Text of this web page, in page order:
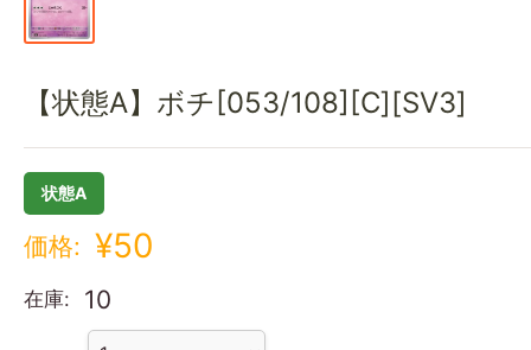
【状態A】ボチ[053/108][C][SV3]
状態A
価格: ¥50
在庫: 10